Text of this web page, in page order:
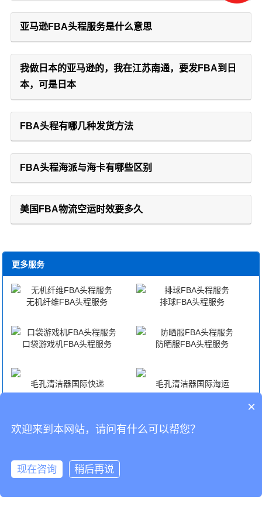
亚马逊FBA头程服务是什么意思
我做日本的亚马逊的，我在江苏南通，要发FBA到日
本，可是日本
FBA头程有哪几种发货方法
FBA头程海派与海卡有哪些区别
美国FBA物流空运时效要多久
更多服务
无机纤维FBA头程服务 排球FBA头程服务
口袋游戏机FBA头程服务 防晒服FBA头程服务
毛孔清洁器国际快递 毛孔清洁器国际海运
毛孔清洁器国际空运 毛孔清洁器海外仓代发货
CopyRight © 深圳市韬博供应链有限公司
×
欢迎来到本网站，请问有什么可以帮您？
现在咨询 稍后再说